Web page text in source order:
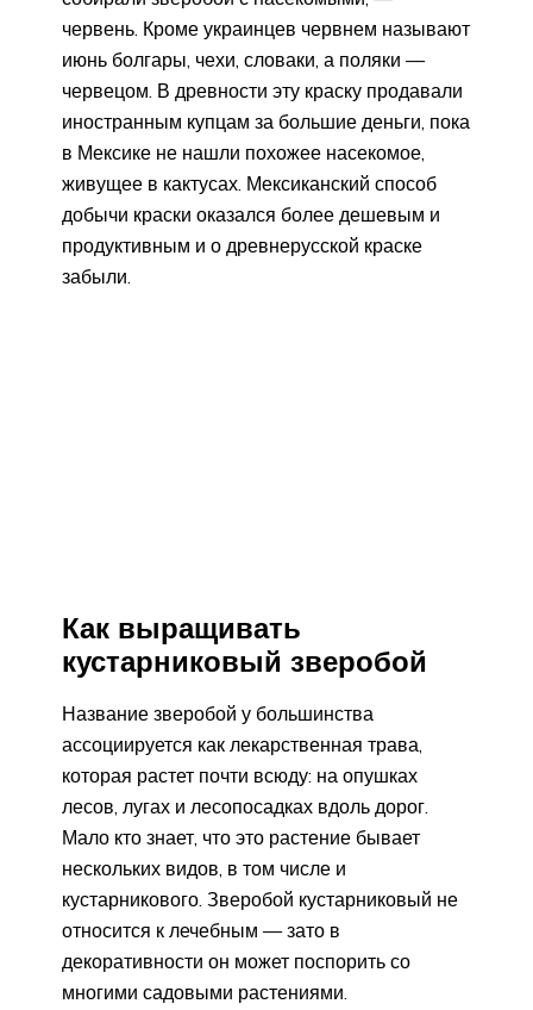
червень. Кроме украинцев червнем называют
июнь болгары, чехи, словаки, а поляки —
червецом. В древности эту краску продавали
иностранным купцам за большие деньги, пока
в Мексике не нашли похожее насекомое,
живущее в кактусах. Мексиканский способ
добычи краски оказался более дешевым и
продуктивным и о древнерусской краске
забыли.
Как выращивать
кустарниковый зверобой
Название зверобой у большинства
ассоциируется как лекарственная трава,
которая растет почти всюду: на опушках
лесов, лугах и лесопосадках вдоль дорог.
Мало кто знает, что это растение бывает
нескольких видов, в том числе и
кустарникового. Зверобой кустарниковый не
относится к лечебным — зато в
декоративности он может поспорить со
многими садовыми растениями.